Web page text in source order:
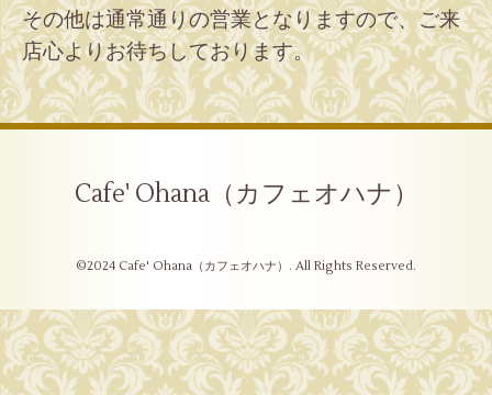
その他は通常通りの営業となりますので、ご来
店心よりお待ちしております。
Cafe' Ohana（カフェオハナ）
©2024 Cafe' Ohana（カフェオハナ） . All Rights Reserved.